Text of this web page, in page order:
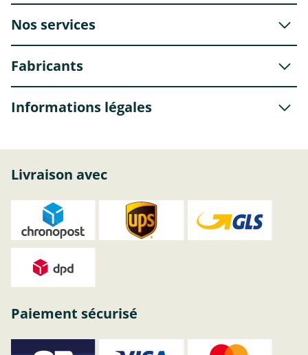
Nos services
Fabricants
Informations légales
Livraison avec
Paiement sécurisé